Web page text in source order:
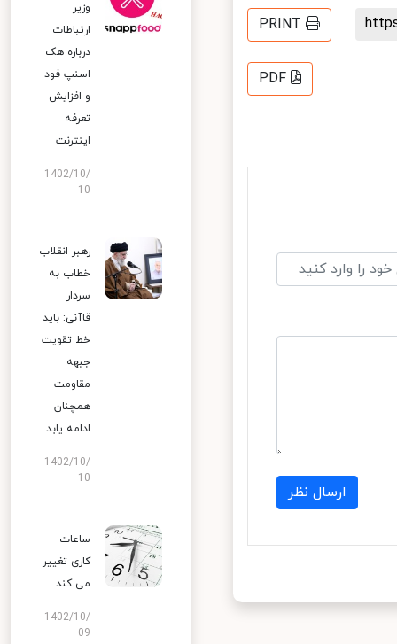
PRINT
PDF
ارسال نظر
وزیر
ارتباطات
درباره هک
اسنپ‌ فود
و افزایش
تعرفه
اینترنت
1402/10/
10
رهبر انقلاب
خطاب به
سردار
قاآنی: باید
خط تقویت
جبهه
مقاومت
همچنان
ادامه یابد
1402/10/
10
ساعات
کاری تغییر
می‌ کند
1402/10/
09